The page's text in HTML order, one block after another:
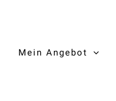
Mein Angebot